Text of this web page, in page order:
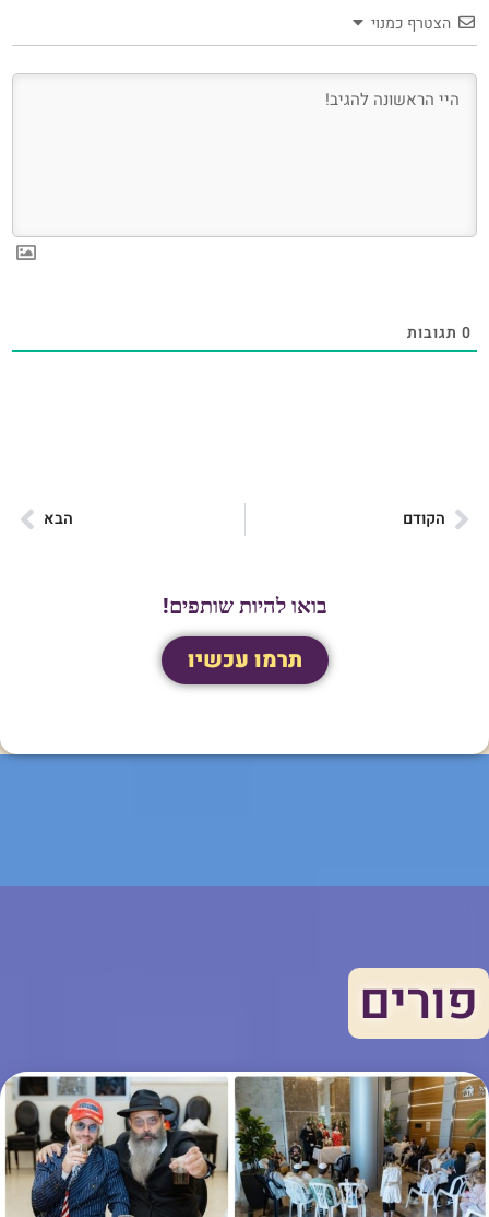
הצטרף כמנוי
0 תגובות
הקודם הבא
בואו להיות שותפים!
תרמו עכשיו
פורים